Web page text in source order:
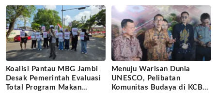
Koalisi Pantau MBG Jambi
Desak Pemerintah Evaluasi
Total Program Makan
Menuju Warisan Dunia
UNESCO, Pelibatan
Komunitas Budaya di KCBN